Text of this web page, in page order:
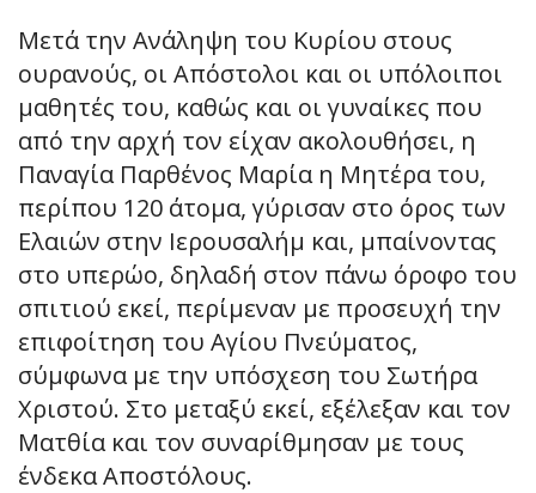
Μετά την Ανάληψη του Κυρίου στους
ουρανούς, οι Απόστολοι και οι υπόλοιποι
μαθητές του, καθώς και οι γυναίκες που
από την αρχή τον είχαν ακολουθήσει, η
Παναγία Παρθένος Μαρία η Μητέρα του,
περίπου 120 άτομα, γύρισαν στο όρος των
Ελαιών στην Ιερουσαλήμ και, μπαίνοντας
στο υπερώο, δηλαδή στον πάνω όροφο του
σπιτιού εκεί, περίμεναν με προσευχή την
επιφοίτηση του Αγίου Πνεύματος,
σύμφωνα με την υπόσχεση του Σωτήρα
Χριστού. Στο μεταξύ εκεί, εξέλεξαν και τον
Ματθία και τον συναρίθμησαν με τους
ένδεκα Αποστόλους.